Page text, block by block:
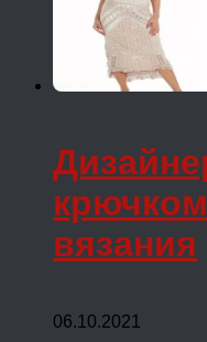
вязания
06.10.2021